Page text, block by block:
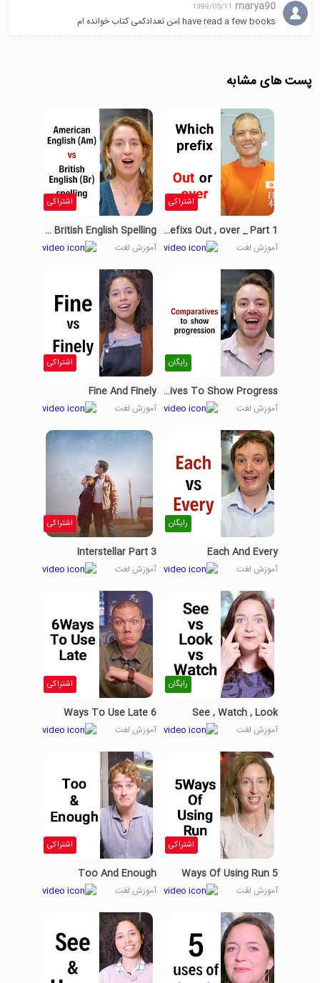
marya90
1399/05/11
I have read a few booksمن تعدادکمی کتاب خوانده ام
پست های مشابه
اشتراکی
The Prefixs Out , over _ Part 1
آموزش لغت
اشتراکی
American English Vs British English Spelling
آموزش لغت
رایگان
Comparatives To Show Progress
آموزش لغت
اشتراکی
Fine And Finely
آموزش لغت
رایگان
Each And Every
آموزش لغت
اشتراکی
Interstellar Part 3
آموزش لغت
رایگان
See , Watch , Look
آموزش لغت
اشتراکی
6 Ways To Use Late
آموزش لغت
اشتراکی
5 Ways Of Using Run
آموزش لغت
اشتراکی
Too And Enough
آموزش لغت